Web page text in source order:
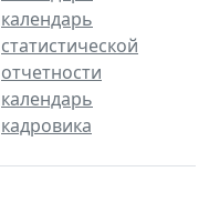
календарь
статистической
отчетности
календарь
кадровика